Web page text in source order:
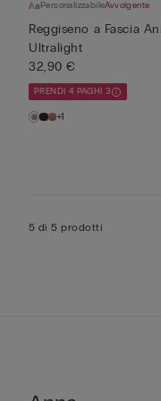
PersonalizzabileAvvolgente
Reggiseno a Fascia
Ultralight
32,90 €
PRENDI 4 PAGHI 3
+1
5 di 5 prodotti